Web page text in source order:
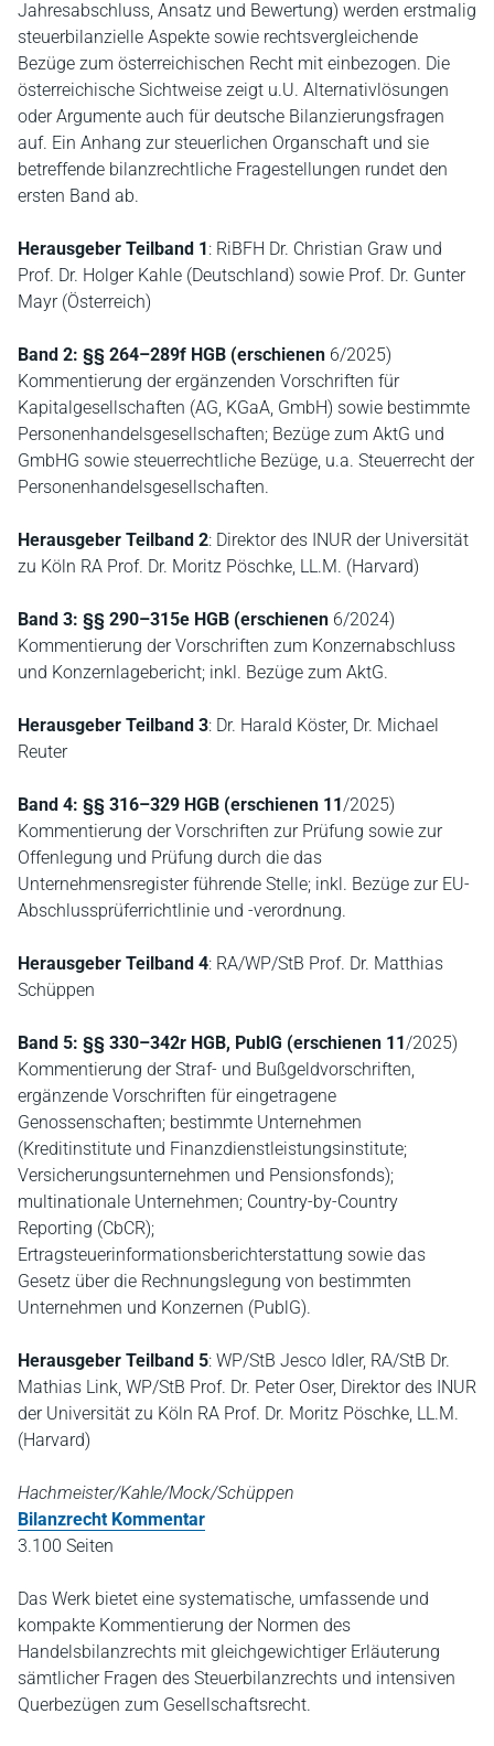
Jahresabschluss, Ansatz und Bewertung) werden erstmalig
steuerbilanzielle Aspekte sowie rechtsvergleichende
Bezüge zum österreichischen Recht mit einbezogen. Die
österreichische Sichtweise zeigt u.U. Alternativlösungen
oder Argumente auch für deutsche Bilanzierungsfragen
auf. Ein Anhang zur steuerlichen Organschaft und sie
betreffende bilanzrechtliche Fragestellungen rundet den
ersten Band ab.
Herausgeber Teilband 1: RiBFH Dr. Christian Graw und
Prof. Dr. Holger Kahle (Deutschland) sowie Prof. Dr. Gunter
Mayr (Österreich)
Band 2: §§ 264–289f HGB (erschienen 6/2025)
Kommentierung der ergänzenden Vorschriften für
Kapitalgesellschaften (AG, KGaA, GmbH) sowie bestimmte
Personenhandelsgesellschaften; Bezüge zum AktG und
GmbHG sowie steuerrechtliche Bezüge, u.a. Steuerrecht der
Personenhandelsgesellschaften.
Herausgeber Teilband 2: Direktor des INUR der Universität
zu Köln RA Prof. Dr. Moritz Pöschke, LL.M. (Harvard)
Band 3: §§ 290–315e HGB (erschienen 6/2024)
Kommentierung der Vorschriften zum Konzernabschluss
und Konzernlagebericht; inkl. Bezüge zum AktG.
Herausgeber Teilband 3: Dr. Harald Köster, Dr. Michael
Reuter
Band 4: §§ 316–329 HGB (erschienen 11/2025)
Kommentierung der Vorschriften zur Prüfung sowie zur
Offenlegung und Prüfung durch die das
Unternehmensregister führende Stelle; inkl. Bezüge zur EU-
Abschlussprüferrichtlinie und -verordnung.
Herausgeber Teilband 4: RA/WP/StB Prof. Dr. Matthias
Schüppen
Band 5: §§ 330–342r HGB, PublG (erschienen 11/2025)
Kommentierung der Straf- und Bußgeldvorschriften,
ergänzende Vorschriften für eingetragene
Genossenschaften; bestimmte Unternehmen
(Kreditinstitute und Finanzdienstleistungsinstitute;
Versicherungsunternehmen und Pensionsfonds);
multinationale Unternehmen; Country-by-Country
Reporting (CbCR);
Ertragsteuerinformationsberichterstattung sowie das
Gesetz über die Rechnungslegung von bestimmten
Unternehmen und Konzernen (PublG).
Herausgeber Teilband 5: WP/StB Jesco Idler, RA/StB Dr.
Mathias Link, WP/StB Prof. Dr. Peter Oser, Direktor des INUR
der Universität zu Köln RA Prof. Dr. Moritz Pöschke, LL.M.
(Harvard)
Hachmeister/Kahle/Mock/Schüppen
Bilanzrecht Kommentar
3.100 Seiten
Das Werk bietet eine systematische, umfassende und
kompakte Kommentierung der Normen des
Handelsbilanzrechts mit gleichgewichtiger Erläuterung
sämtlicher Fragen des Steuerbilanzrechts und intensiven
Querbezügen zum Gesellschaftsrecht.